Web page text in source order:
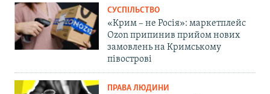
СУСПІЛЬСТВО
«Крим – не Росія»: маркетплейс
Ozon припинив прийом нових
замовлень на Кримському
півострові
ПРАВА ЛЮДИНИ